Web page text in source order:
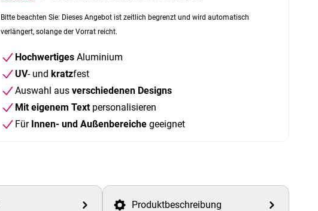
Bitte beachten Sie: Dieses Angebot ist zeitlich begrenzt und wird automatisch
verlängert, solange der Vorrat reicht.
HochwertigesAluminium
UV- und kratzfest
Auswahl aus verschiedenen Designs
Mit eigenem Textpersonalisieren
Für Innen- und Außenbereichegeeignet
Produktbeschreibung